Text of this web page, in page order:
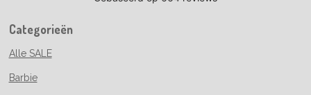
Categorieën
Alle SALE
Barbie